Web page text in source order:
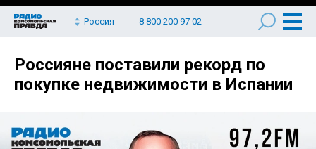
Россия 8 800 200 97 02
Россияне поставили рекорд по
покупке недвижимости в Испании